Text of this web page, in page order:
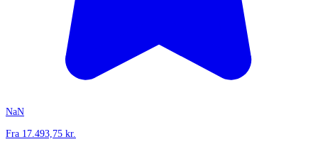
NaN
Fra 17.493,75 kr.